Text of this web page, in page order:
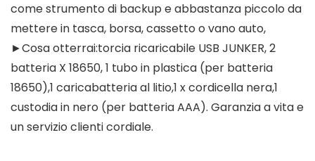
come strumento di backup e abbastanza piccolo da
mettere in tasca, borsa, cassetto o vano auto,
►Cosa otterrai:torcia ricaricabile USB JUNKER, 2
batteria X 18650, 1 tubo in plastica (per batteria
18650),1 caricabatteria al litio,1 x cordicella nera,1
custodia in nero (per batteria AAA). Garanzia a vita e
un servizio clienti cordiale.